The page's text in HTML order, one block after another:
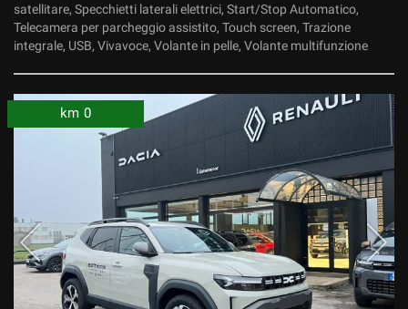
satellitare, Specchietti laterali elettrici, Start/Stop Automatico,
Telecamera per parcheggio assistito, Touch screen, Trazione
integrale, USB, Vivavoce, Volante in pelle, Volante multifunzione
km 0